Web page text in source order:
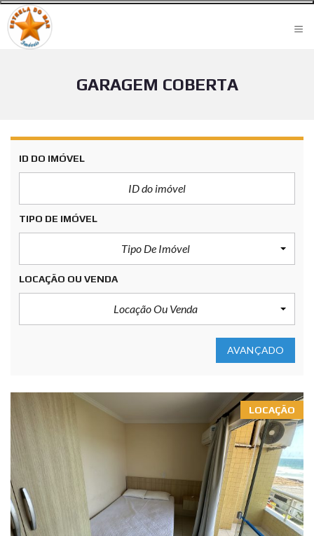
≡
GARAGEM COBERTA
ID DO IMÓVEL
TIPO DE IMÓVEL
Tipo De Imóvel
LOCAÇÃO OU VENDA
Locação Ou Venda
AVANÇADO
LOCAÇÃO